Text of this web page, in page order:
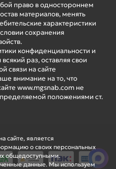
сайте, является
о своих персональных
общедоступными.
данные. Мы используем
право в одностороннем
материалов, менять
характеристики
сохранения
конфиденциальности и
раз, оставляя свои
связи на сайте
внимание на то, что
www.mgsnab.com не
положениями ст.